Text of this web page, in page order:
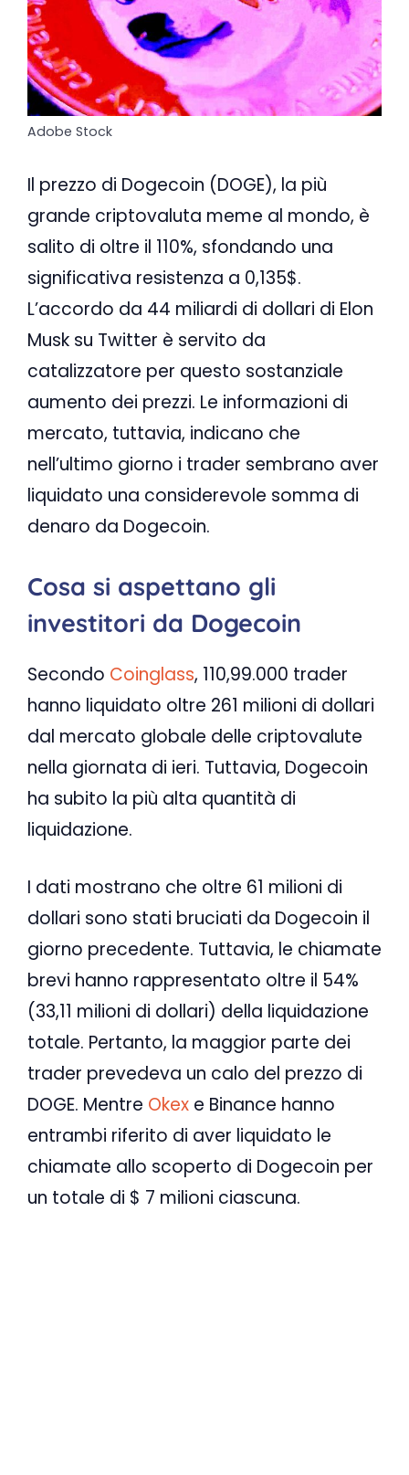
Adobe Stock
Il prezzo di Dogecoin (DOGE), la più
grande criptovaluta meme al mondo, è
salito di oltre il 110%, sfondando una
significativa resistenza a 0,135$.
L’accordo da 44 miliardi di dollari di Elon
Musk su Twitter è servito da
catalizzatore per questo sostanziale
aumento dei prezzi. Le informazioni di
mercato, tuttavia, indicano che
nell’ultimo giorno i trader sembrano aver
liquidato una considerevole somma di
denaro da Dogecoin.
Cosa si aspettano gli
investitori da Dogecoin
Secondo Coinglass, 110,99.000 trader
hanno liquidato oltre 261 milioni di dollari
dal mercato globale delle criptovalute
nella giornata di ieri. Tuttavia, Dogecoin
ha subito la più alta quantità di
liquidazione.
I dati mostrano che oltre 61 milioni di
dollari sono stati bruciati da Dogecoin il
giorno precedente. Tuttavia, le chiamate
brevi hanno rappresentato oltre il 54%
(33,11 milioni di dollari) della liquidazione
totale. Pertanto, la maggior parte dei
trader prevedeva un calo del prezzo di
DOGE. Mentre Okex e Binance hanno
entrambi riferito di aver liquidato le
chiamate allo scoperto di Dogecoin per
un totale di $ 7 milioni ciascuna.